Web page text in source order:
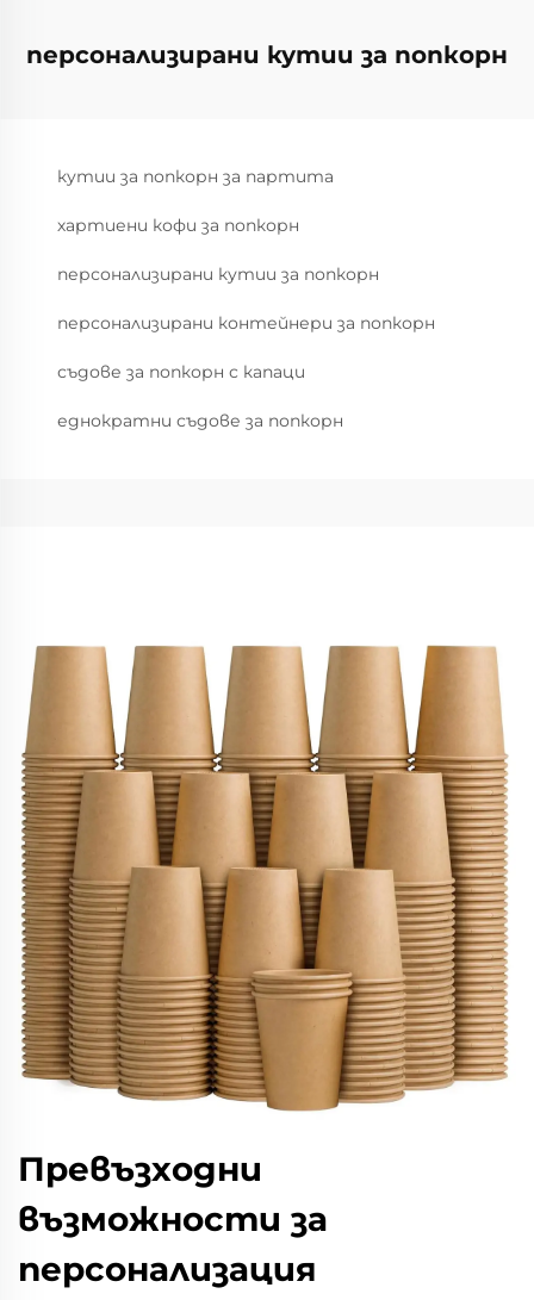
персонализирани кутии за попкорн
кутии за попкорн за партита
хартиени кофи за попкорн
персонализирани кутии за попкорн
персонализирани контейнери за попкорн
съдове за попкорн с капаци
еднократни съдове за попкорн
Превъзходни
възможности за
персонализация